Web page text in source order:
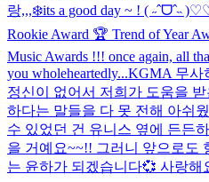
랑,,,❄️its a good day ~ ! ( ˶ˆᗜˆ˵
Rookie Award 🏆 Trend of Year
Music Awards !!! once again, all
you wholeheartedly...KGMA 무사
정신이 없어서 저희가 도움을
하다는 말들을 다 못 전해 아쉬
수 있었던 건 유니스 옆에 든든
을 거예요~~!! 그러니 앞으로도
는 윤하가 되겠습니다💞 사랑해